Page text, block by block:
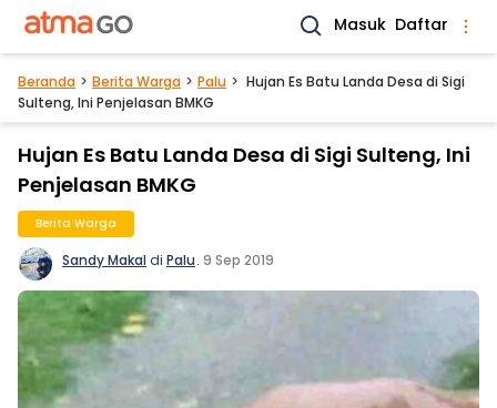
Masuk Daftar
Beranda Berita Warga Palu
Hujan Es Batu Landa Desa di Sigi
Sulteng, Ini Penjelasan BMKG
Hujan Es Batu Landa Desa di Sigi Sulteng, Ini
Penjelasan BMKG
Berita Warga
Sandy Makaldi Palu. 9 Sep 2019